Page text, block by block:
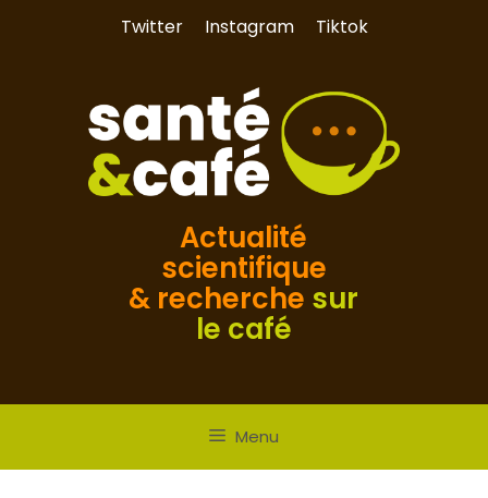
Twitter Instagram Tiktok
Actualité
scientifique
& recherche sur
le café
Menu